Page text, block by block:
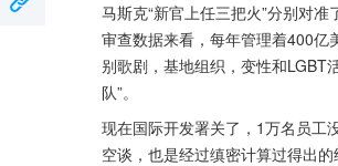
马斯克“新官上任三把火”分别对
审查数据来看，每年管理着400亿
别歌剧，基地组织，变性和LGBT
队”。
现在国际开发署关了，1万名员工
空谈，也是经过缜密计算过得出的